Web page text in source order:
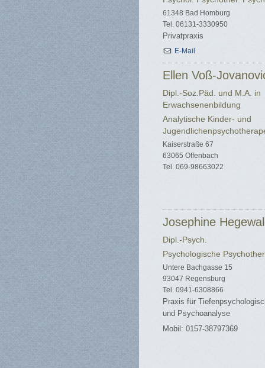
61348 Bad Homburg
Tel. 06131-3330950
Privatpraxis
E-Mail
Ellen Voß-
Dipl.-Soz.Päd. und M.A. in
Erwachsenenbildung
Analytische Kinder- und
Kaiserstraße 67
63065 Offenbach
Tel. 069-98663022
Josephine
Dipl.-Psych.
Psychologische
Untere Bachgasse 15
93047 Regensburg
Tel. 0941-6308866
Praxis für
und Psychoanalyse
Mobil: 0157-38797369